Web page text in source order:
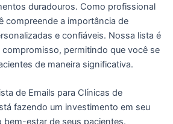
duradouros. Como profissional
compreende a importância de
e confiáveis. Nossa lista é
permitindo que você se
de maneira significativa.
de Emails para Clínicas de
fazendo um investimento em seu
bem-estar de seus pacientes.